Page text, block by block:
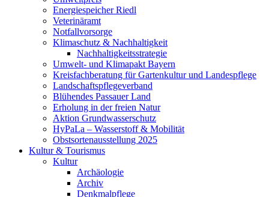
Energiespeicher Riedl
Veterinäramt
Notfallvorsorge
Klimaschutz & Nachhaltigkeit
Nachhaltigkeitsstrategie
Umwelt- und Klimapakt Bayern
Kreisfachberatung für Gartenkultur und Landespflege
Landschaftspflegeverband
Blühendes Passauer Land
Erholung in der freien Natur
Aktion Grundwasserschutz
HyPaLa – Wasserstoff & Mobilität
Obstsortenausstellung 2025
Kultur & Tourismus
Kultur
Archäologie
Archiv
Denkmalpflege